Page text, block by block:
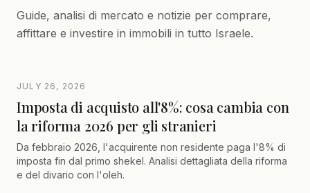
Guide, analisi di mercato e notizie per comprare,
affittare e investire in immobili in tutto Israele.
JULY 26, 2026
Imposta di acquisto all'8%: cosa cambia con
la riforma 2026 per gli stranieri
Da febbraio 2026, l'acquirente non residente paga l'8% di
imposta fin dal primo shekel. Analisi dettagliata della riforma
e del divario con l'oleh.